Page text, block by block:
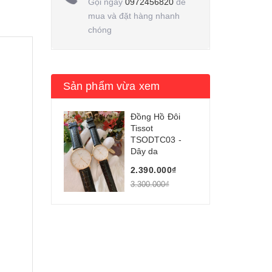
mua và đặt hàng nhanh
chóng
Sản phẩm vừa xem
Đồng Hồ Đôi
Tissot
TSODTC03 -
Dây da
2.390.000₫
3.300.000₫